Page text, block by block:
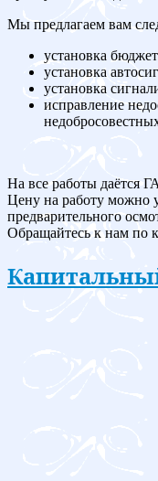
Мы предлагаем вам
установка
установка
установка
исправление
На все работы даётся
Цену на работу можно
предварительного
Обращайтесь к нам по